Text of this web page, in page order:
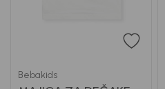
Bebakids